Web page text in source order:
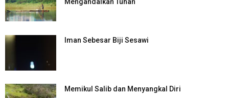
Mengandalkan Tuhan
Iman Sebesar Biji Sesawi
Memikul Salib dan Menyangkal Diri